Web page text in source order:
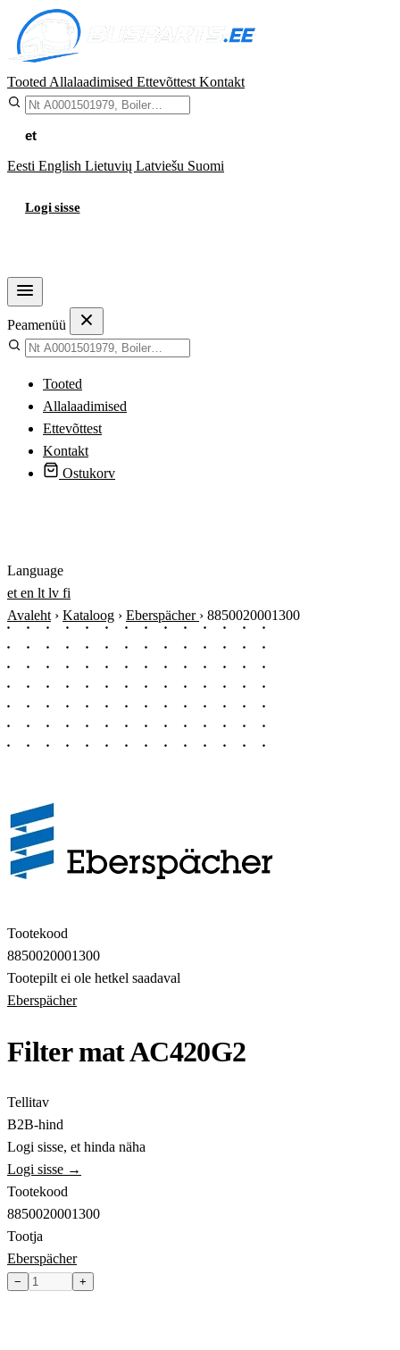
Tooted Allalaadimised Ettevõttest Kontakt
et
Eesti English Lietuvių Latviešu Suomi
Logi sisse
Peamenüü
Tooted
Allalaadimised
Ettevõttest
Kontakt
Ostukorv
Language
et en lt lv fi
Avaleht › Kataloog › Eberspächer › 8850020001300
Tootekood
8850020001300
Tootepilt ei ole hetkel saadaval
Eberspächer
Filter mat AC420G2
Tellitav
B2B-hind
Logi sisse, et hinda näha
Logi sisse →
Tootekood
8850020001300
Tootja
Eberspächer
− +